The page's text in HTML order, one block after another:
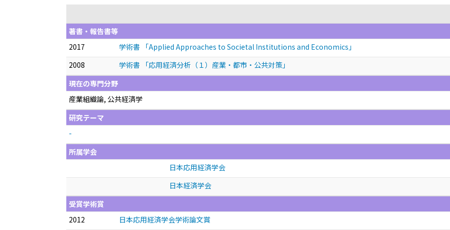
著書・報告書等
2017
学術書 「Applied Approaches to Societal Institutions and Economics」
2008
学術書 「応用経済分析（１）産業・都市・公共対策」
現在の専門分野
産業組織論, 公共経済学
研究テーマ
-
所属学会
日本応用経済学会
日本経済学会
受賞学術賞
2012
日本応用経済学会学術論文賞